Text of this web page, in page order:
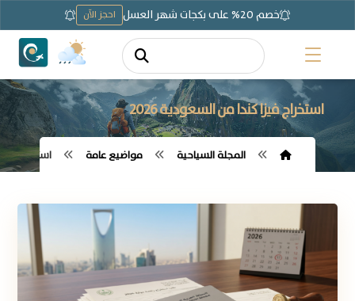
خصم 20% على بكجات شهر العسل احجز الآن
استخراج فيزا كندا من السعودية 2026
المجلة السياحية مواضيع عامة استخراج